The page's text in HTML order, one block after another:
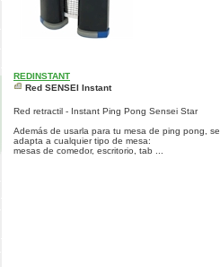
REDINSTANT
Red SENSEI Instant
Red retractil - Instant Ping Pong Sensei Star
Además de usarla para tu mesa de ping pong, se
adapta a cualquier tipo de mesa:
mesas de comedor, escritorio, tab ...